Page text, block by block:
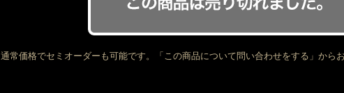
通常価格でセミオーダーも可能です。「この商品について問い合わせをする」から